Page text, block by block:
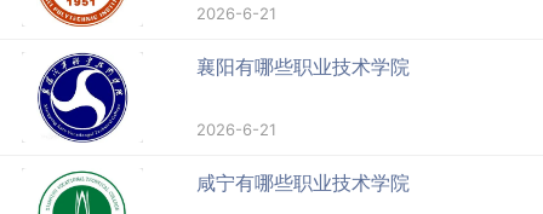
2026-6-21
襄阳有哪些职业技术学院
2026-6-21
咸宁有哪些职业技术学院